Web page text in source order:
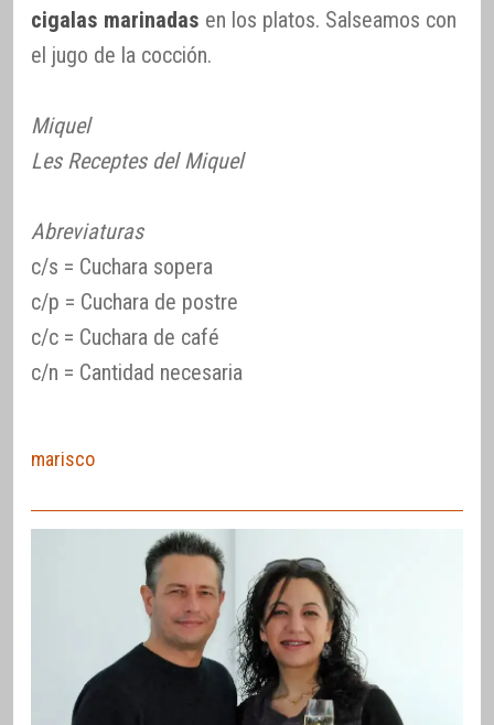
cigalas marinadas en los platos. Salseamos con
el jugo de la cocción.
Miquel
Les Receptes del Miquel
Abreviaturas
c/s = Cuchara sopera
c/p = Cuchara de postre
c/c = Cuchara de café
c/n = Cantidad necesaria
marisco